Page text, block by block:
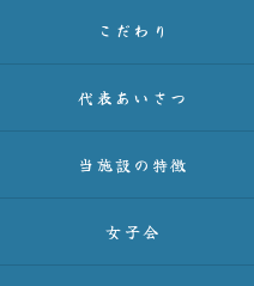
こだわり
代表あいさつ
当施設の特徴
女子会